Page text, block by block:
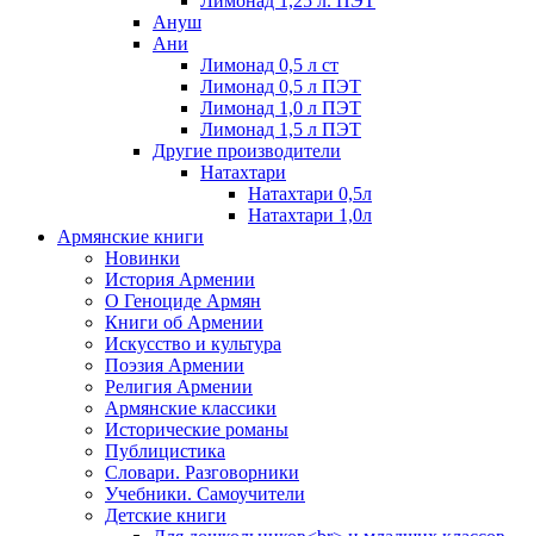
Ануш
Ани
Лимонад 0,5 л ст
Лимонад 0,5 л ПЭТ
Лимонад 1,0 л ПЭТ
Лимонад 1,5 л ПЭТ
Другие производители
Натахтари
Натахтари 0,5л
Натахтари 1,0л
Армянские книги
Новинки
История Армении
О Геноциде Армян
Книги об Армении
Иcкусство и культура
Поэзия Армении
Религия Армении
Армянские классики
Исторические романы
Публицистика
Словари. Разговорники
Учебники. Самоучители
Детские книги